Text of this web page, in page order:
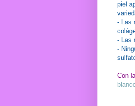
piel
- Las
- Las
-
Con